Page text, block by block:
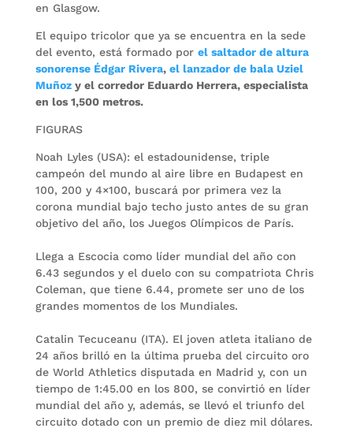
en Glasgow.
El equipo tricolor que ya se encuentra en la sede
del evento, está formado por el saltador de altura
sonorense Édgar Rivera, el lanzador de bala Uziel
Muñozy el corredor Eduardo Herrera, especialista
en los 1,500 metros.
FIGURAS
Noah Lyles (USA): el estadounidense, triple
campeón del mundo al aire libre en Budapest en
100, 200 y 4×100, buscará por primera vez la
corona mundial bajo techo justo antes de su gran
objetivo del año, los Juegos Olímpicos de París.
Llega a Escocia como líder mundial del año con
6.43 segundos y el duelo con su compatriota Chris
Coleman, que tiene 6.44, promete ser uno de los
grandes momentos de los Mundiales.
Catalin Tecuceanu (ITA). El joven atleta italiano de
24 años brilló en la última prueba del circuito oro
de World Athletics disputada en Madrid y, con un
tiempo de 1:45.00 en los 800, se convirtió en líder
mundial del año y, además, se llevó el triunfo del
circuito dotado con un premio de diez mil dólares.